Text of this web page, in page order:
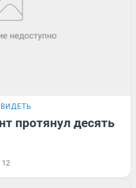
протянул десять
12